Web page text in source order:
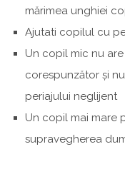
mărimea unghiei
Ajutati copilul cu
Un copil mic nu
corespunzător și
periajului neglijent
Un copil mai mare
supravegherea